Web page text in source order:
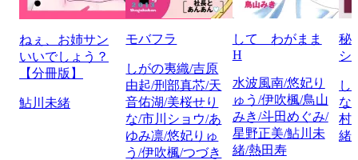
ねぇ、お姉サン
いいでしょう？
【分冊版】
鮎川未緒
モバフラ
しがの夷織/吉原
由起/刑部真芯/天
音佑湖/美桜せり
な/市川ショウ/あ
ゆみ凛/悠妃りゅ
う/伊吹楓/つづき
して わがまま
H
水波風南/悠妃り
ゅう/伊吹楓/鳥山
みき/斗田めぐみ/
星野正美/鮎川未
緒/熱田寿
秘
シ
し
な
村
緒/